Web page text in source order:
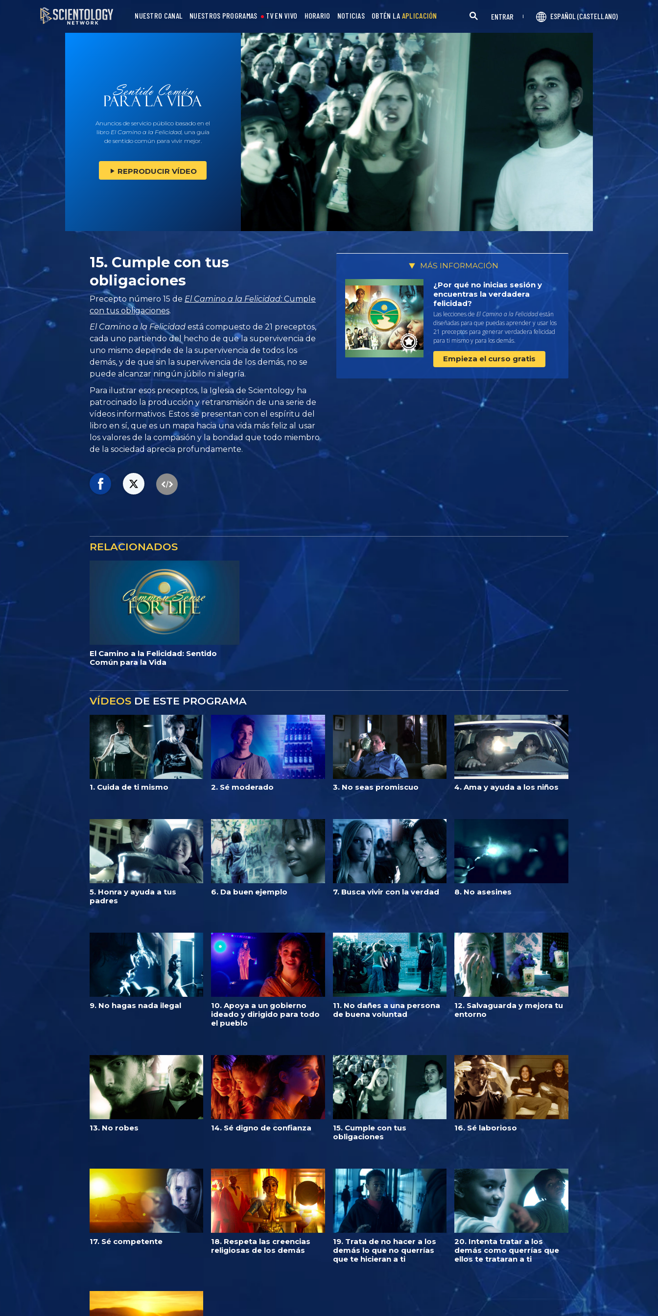
NUESTRO CANAL NUESTROS PROGRAMAS TV EN VIVO HORARIO NOTICIAS OBTÉN LA APLICACIÓN ENTRAR ESPAÑOL (CASTELLANO)
Anuncios de servicio público basado en el
libro El Camino a la Felicidad, una guía
de sentido común para vivir mejor.
REPRODUCIR VÍDEO
15. Cumple con tus
obligaciones
Precepto número 15 de El Camino a la Felicidad: Cumple
con tus obligaciones.
El Camino a la Felicidad está compuesto de 21 preceptos,
cada uno partiendo del hecho de que la supervivencia de
uno mismo depende de la supervivencia de todos los
demás, y de que sin la supervivencia de los demás, no se
puede alcanzar ningún júbilo ni alegría.
Para ilustrar esos preceptos, la Iglesia de Scientology ha
patrocinado la producción y retransmisión de una serie de
vídeos informativos. Estos se presentan con el espíritu del
libro en sí, que es un mapa hacia una vida más feliz al usar
los valores de la compasión y la bondad que todo miembro
de la sociedad aprecia profundamente.
MÁS INFORMACIÓN
¿Por qué no inicias sesión y
encuentras la verdadera
felicidad?
Las lecciones de El Camino a la Felicidadestán
diseñadas para que puedas aprender y usar los
21 preceptos para generar verdadera felicidad
para ti mismo y para los demás.
Empieza el curso gratis
RELACIONADOS
El Camino a la Felicidad: Sentido
Común para la Vida
VÍDEOS DE ESTE PROGRAMA
1. Cuida de ti mismo 2. Sé moderado 3. No seas promiscuo 4. Ama y ayuda a los niños
5. Honra y ayuda a tus
padres
6. Da buen ejemplo 7. Busca vivir con la verdad 8. No asesines
9. No hagas nada ilegal
10. Apoya a un gobierno
ideado y dirigido para todo
el pueblo
11. No dañes a una persona
de buena voluntad
12. Salvaguarda y mejora tu
entorno
13. No robes 14. Sé digno de confianza
15. Cumple con tus
obligaciones
16. Sé laborioso
17. Sé competente
18. Respeta las creencias
religiosas de los demás
19. Trata de no hacer a los
demás lo que no querrías
que te hicieran a ti
20. Intenta tratar a los
demás como querrías que
ellos te trataran a ti